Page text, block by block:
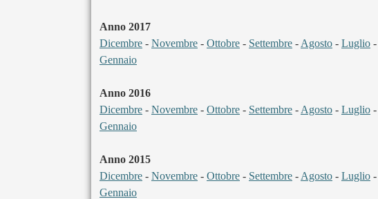
Anno 2017
Dicembre - Novembre - Ottobre - Settembre - Agosto - Luglio -
Gennaio
Anno 2016
Dicembre - Novembre - Ottobre - Settembre - Agosto - Luglio -
Gennaio
Anno 2015
Dicembre - Novembre - Ottobre - Settembre - Agosto - Luglio -
Gennaio